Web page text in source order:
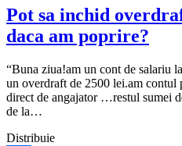
card?
Pot sa inchid
daca am poprire?
“Buna ziua!am un cont de salariu
un overdraft de 2500 lei.am contul
direct de angajator …restul sumei
de la…
Distribuie